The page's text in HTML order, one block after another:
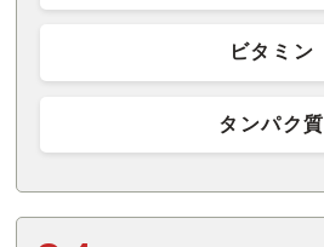
ビタミン
タンパク質